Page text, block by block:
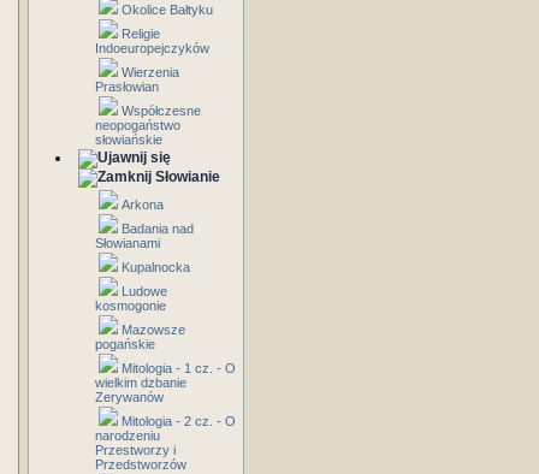
Okolice Bałtyku
Religie
Indoeuropejczyków
Wierzenia
Prasłowian
Współczesne
neopogaństwo
słowiańskie
Słowianie
Arkona
Badania nad
Słowianami
Kupalnocka
Ludowe
kosmogonie
Mazowsze
pogańskie
Mitologia - 1 cz. - O
wielkim dzbanie
Zerywanów
Mitologia - 2 cz. - O
narodzeniu
Przestworzy i
Przedstworzów